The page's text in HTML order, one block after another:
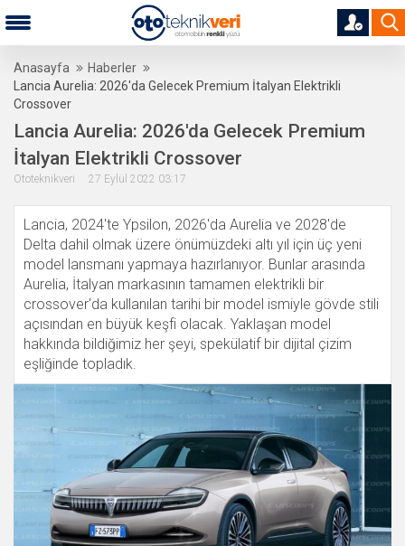
Anasayfa
Haberler
Lancia Aurelia: 2026'da Gelecek Premium İtalyan Elektrikli
Crossover
Lancia Aurelia: 2026'da Gelecek Premium
İtalyan Elektrikli Crossover
Ototeknikveri 27 Eylül 2022 03:17
Lancia, 2024'te Ypsilon, 2026'da Aurelia ve 2028'de
Delta dahil olmak üzere önümüzdeki altı yıl için üç yeni
model lansmanı yapmaya hazırlanıyor. Bunlar arasında
Aurelia, İtalyan markasının tamamen elektrikli bir
crossover'da kullanılan tarihi bir model ismiyle gövde stili
açısından en büyük keşfi olacak. Yaklaşan model
hakkında bildiğimiz her şeyi, spekülatif bir dijital çizim
eşliğinde topladık.